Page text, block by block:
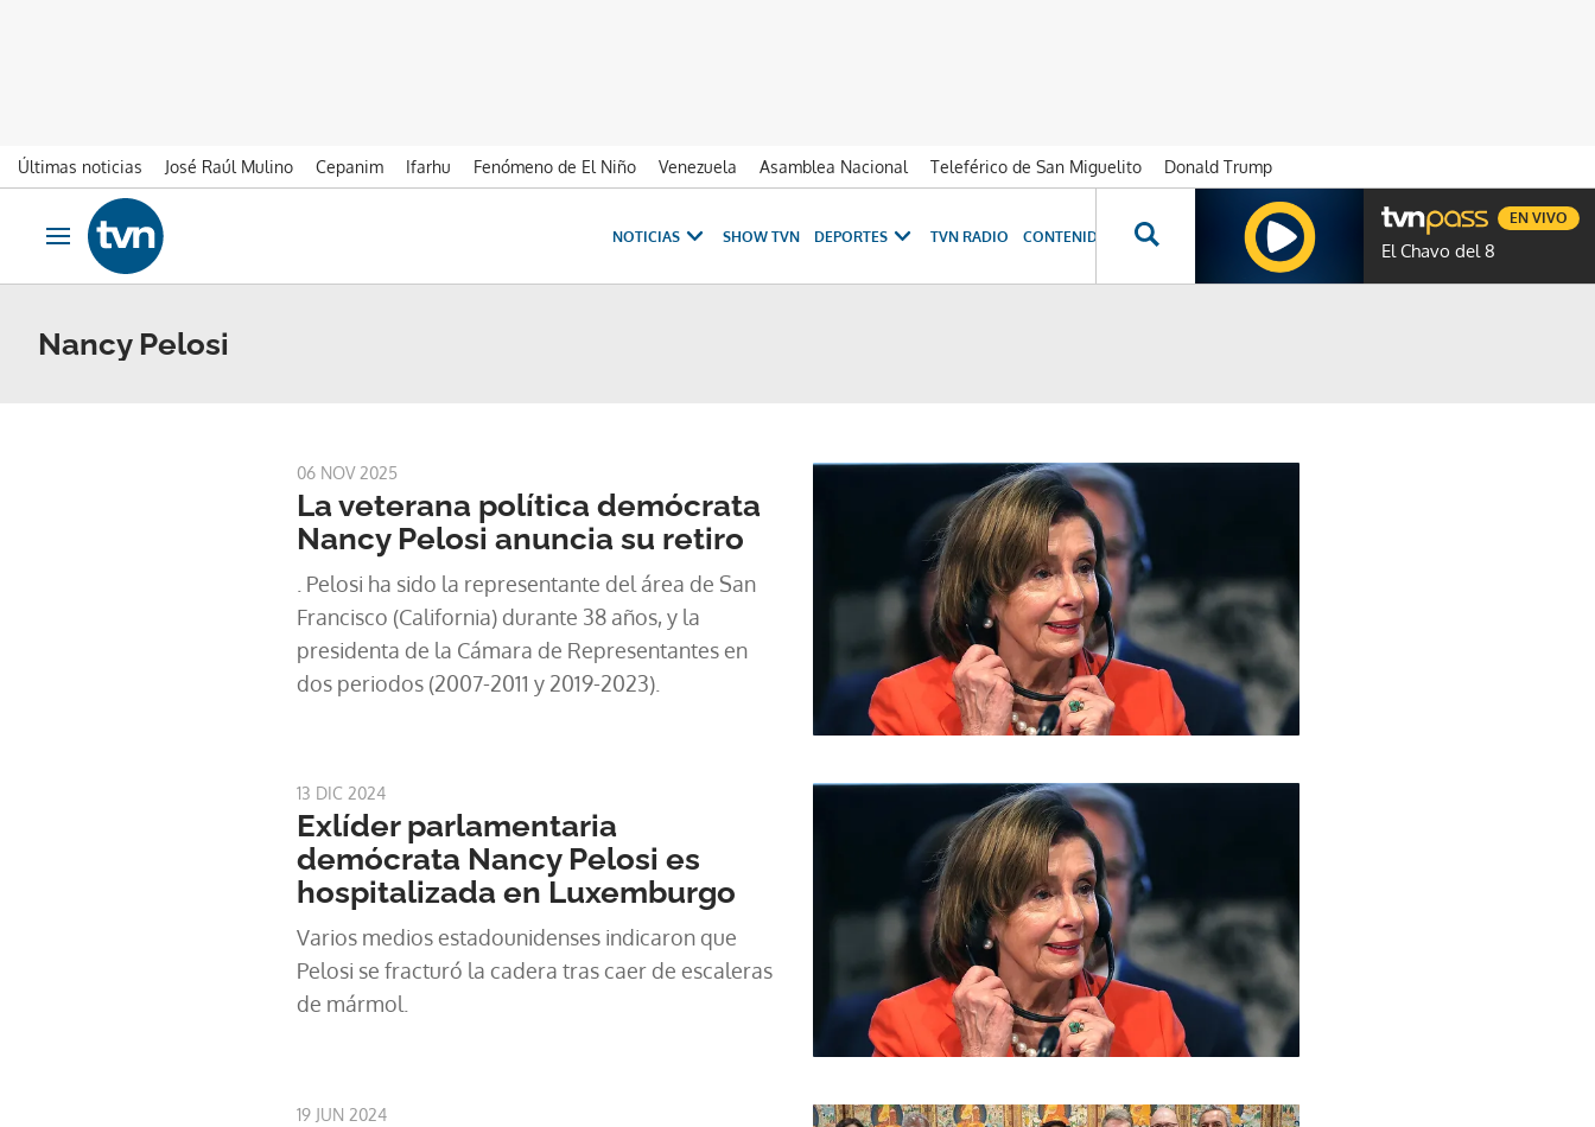
Últimas noticias José Raúl Mulino Cepanim Ifarhu Fenómeno de El Niño Venezuela Asamblea Nacional Teleférico de San Miguelito
Donald Trump
Ir al contenido
Obrir navegació
NOTICIAS SHOW TVN DEPORTES TVN RADIO CONTENIDOS ESPECIALES NOVELAS GENTE TVN
El Chavo del 8
EN VIVO
Nancy Pelosi
06 NOV 2025
La veterana política demócrata
Nancy Pelosi anuncia su retiro
. Pelosi ha sido la representante del área de San
Francisco (California) durante 38 años, y la
presidenta de la Cámara de Representantes en
dos periodos (2007-2011 y 2019-2023).
13 DIC 2024
Exlíder parlamentaria
demócrata Nancy Pelosi es
hospitalizada en Luxemburgo
Varios medios estadounidenses indicaron que
Pelosi se fracturó la cadera tras caer de escaleras
de mármol.
19 JUN 2024